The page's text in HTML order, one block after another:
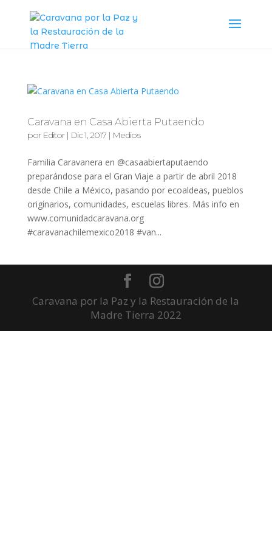
Caravana en Casa Abierta Putaendo
por Editor| Dic 1, 2017| Medios
Familia Caravanera en @casaabiertaputaendo
preparándose para el Gran Viaje a partir de abril 2018
desde Chile a México, pasando por ecoaldeas, pueblos
originarios, comunidades, escuelas libres. Más info en
www.comunidadcaravana.org
#caravanachilemexico2018 #van...
Caravana por la Paz y la Restauración de la
Madre Tierra 2022